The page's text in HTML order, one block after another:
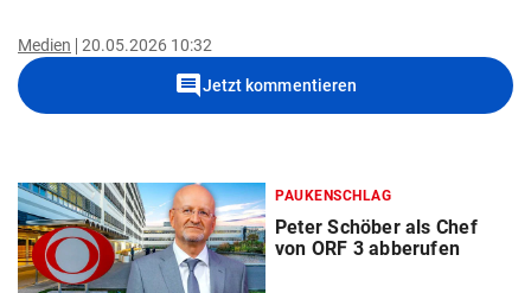
Medien 20.05.2026 10:32
commentJetzt kommentieren
PAUKENSCHLAG
Peter Schöber als Chef
von ORF 3 abberufen